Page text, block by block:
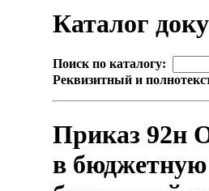
Каталог
Поиск по каталогу:
Реквизитный и
Приказ 92н
в бюджетную